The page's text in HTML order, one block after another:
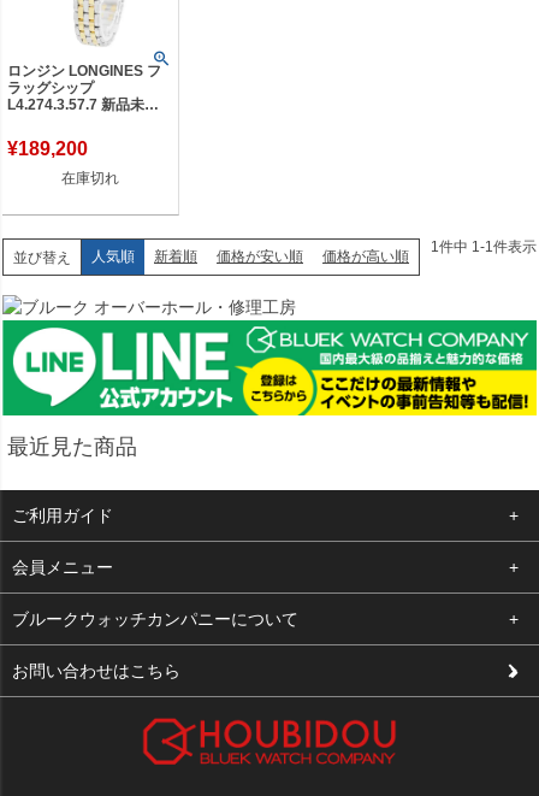
ロンジン LONGINES フ
ラッグシップ
L4.274.3.57.7 新品未使
イト レディース 腕時計
自動巻き ホワイト 【新
¥189,200
在庫切れ
並び替え 人気順 新着順 価格が安い順 価格が高い順
1 件中 1 -1 件表示
最近見た商品
ご利用ガイド
よくある質問
支払い・送料
修理依頼
会員メニュー
ログイン
お気に入り
ブルークウォッチカンパニーについて
会社概要
お問い合わせはこちら